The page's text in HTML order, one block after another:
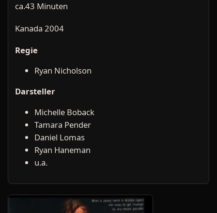
ca.43 Minuten
Kanada 2004
Regie
Ryan Nicholson
Darsteller
Michelle Boback
Tamara Pender
Daniel Lomas
Ryan Haneman
u.a.